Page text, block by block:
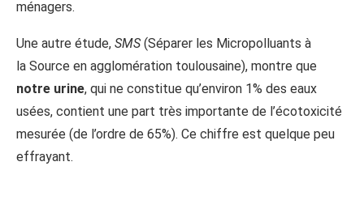
ménagers.
Une autre étude, SMS(Séparer les Micropolluants à
la Source en agglomération toulousaine), montre que
notre urine, qui ne constitue qu’environ 1% des eaux
usées, contient une part très importante de l’écotoxicité
mesurée (de l’ordre de 65%). Ce chiffre est quelque peu
effrayant.